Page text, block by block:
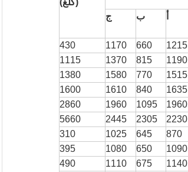
(كلغ)
ب ج
1215
660
1170
430
1190
815
1370
1115
1515
770
1580
1380
1635
840
1610
1600
1960
1095
1960
2860
2230
2305
2445
5660
870
645
1025
310
1090
650
1080
395
1140
675
1110
490